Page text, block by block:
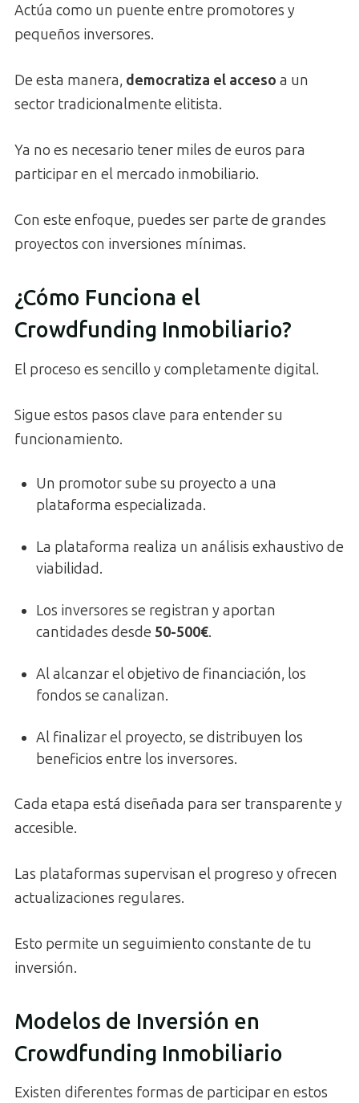
Actúa como un puente entre promotores y
pequeños inversores.
De esta manera, democratiza el acceso a un
sector tradicionalmente elitista.
Ya no es necesario tener miles de euros para
participar en el mercado inmobiliario.
Con este enfoque, puedes ser parte de grandes
proyectos con inversiones mínimas.
¿Cómo Funciona el
Crowdfunding Inmobiliario?
El proceso es sencillo y completamente digital.
Sigue estos pasos clave para entender su
funcionamiento.
Un promotor sube su proyecto a una
plataforma especializada.
La plataforma realiza un análisis exhaustivo de
viabilidad.
Los inversores se registran y aportan
cantidades desde 50-500€.
Al alcanzar el objetivo de financiación, los
fondos se canalizan.
Al finalizar el proyecto, se distribuyen los
beneficios entre los inversores.
Cada etapa está diseñada para ser transparente y
accesible.
Las plataformas supervisan el progreso y ofrecen
actualizaciones regulares.
Esto permite un seguimiento constante de tu
inversión.
Modelos de Inversión en
Crowdfunding Inmobiliario
Existen diferentes formas de participar en estos